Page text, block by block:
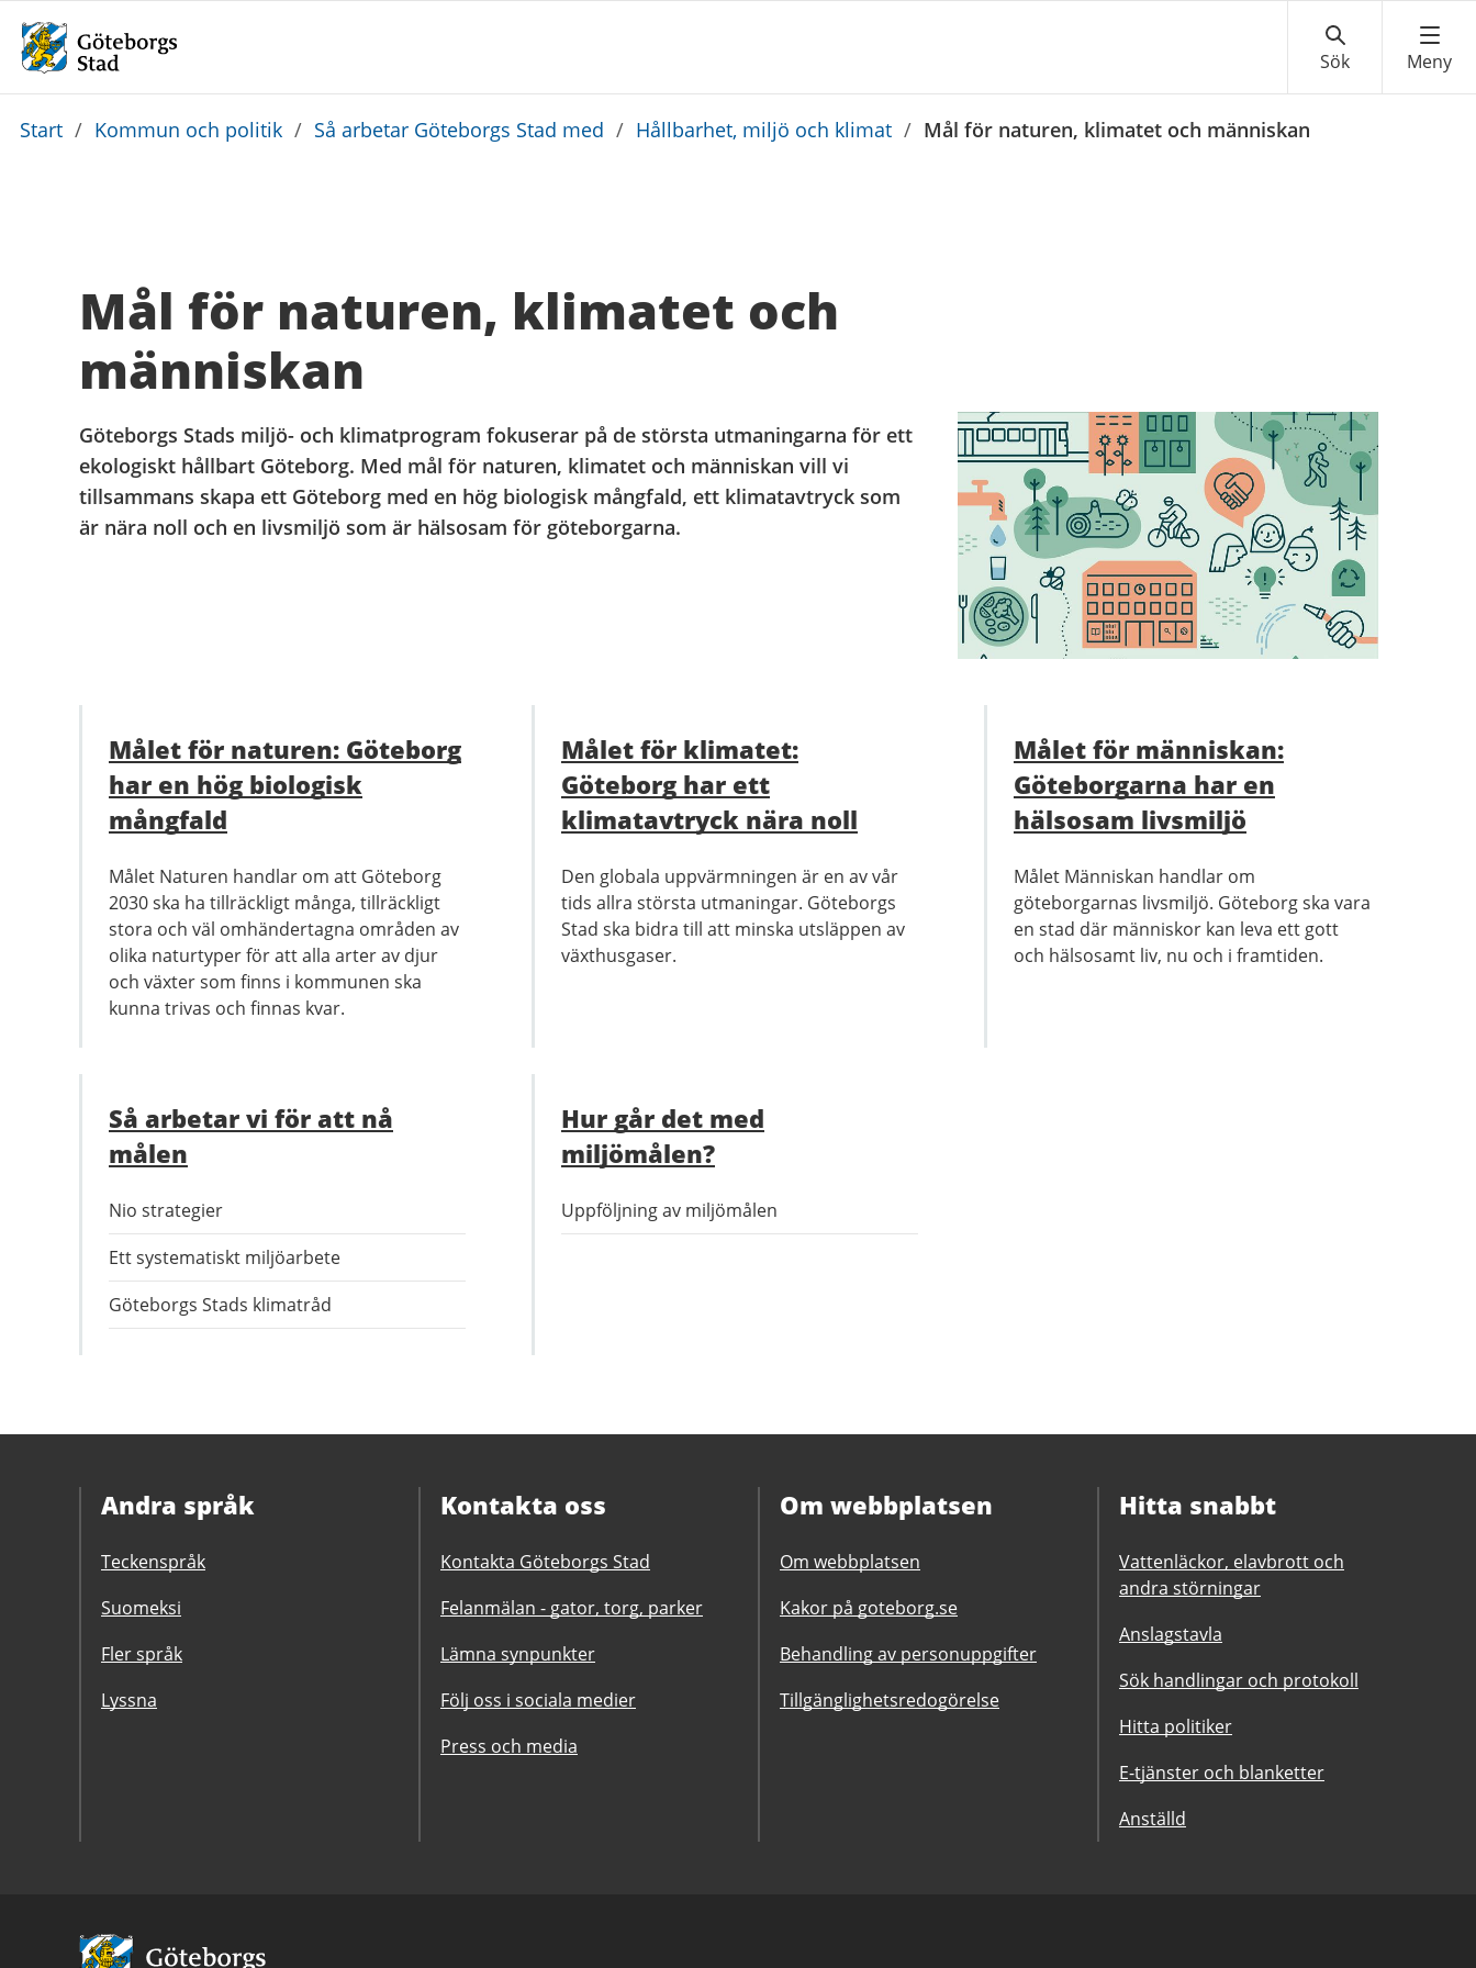
Du
Start / Kommun och politik / Så arbetar Göteborgs Stad med / Hållbarhet, miljö och klimat / Mål för naturen, klimatet och människan
Mål för naturen, klimatet och
människan
Göteborgs Stads miljö- och klimatprogram fokuserar på de största utmaningarna för ett
ekologiskt hållbart Göteborg. Med mål för naturen, klimatet och människan vill vi
tillsammans skapa ett Göteborg med en hög biologisk mångfald, ett klimatavtryck som
är nära noll och en livsmiljö som är hälsosam för göteborgarna.
Målet för naturen: Göteborg
har en hög biologisk
mångfald
Målet Naturen handlar om att Göteborg
2030 ska ha tillräckligt många, tillräckligt
stora och väl omhändertagna områden av
olika naturtyper för att alla arter av djur
och växter som finns i kommunen ska
kunna trivas och finnas kvar.
Målet för klimatet:
Göteborg har ett
klimatavtryck nära noll
Den globala uppvärmningen är en av vår
tids allra största utmaningar. Göteborgs
Stad ska bidra till att minska utsläppen av
växthusgaser.
Målet för människan:
Göteborgarna har en
hälsosam livsmiljö
Målet Människan handlar om
göteborgarnas livsmiljö. Göteborg ska vara
en stad där människor kan leva ett gott
och hälsosamt liv, nu och i framtiden.
Så arbetar vi för att nå
målen
Nio strategier
Ett systematiskt miljöarbete
Göteborgs Stads klimatråd
Hur går det med
miljömålen?
Uppföljning av miljömålen
Andra språk
Teckenspråk
Suomeksi
Fler språk
Lyssna
Kontakta oss
Kontakta Göteborgs Stad
Felanmälan - gator, torg, parker
Lämna synpunkter
Följ oss i sociala medier
Press och media
Om webbplatsen
Om webbplatsen
Kakor på goteborg.se
Behandling av personuppgifter
Tillgänglighetsredogörelse
Hitta snabbt
Vattenläckor, elavbrott och
andra störningar
Anslagstavla
Sök handlingar och protokoll
Hitta politiker
E-tjänster och blanketter
Anställd
Avsändare: